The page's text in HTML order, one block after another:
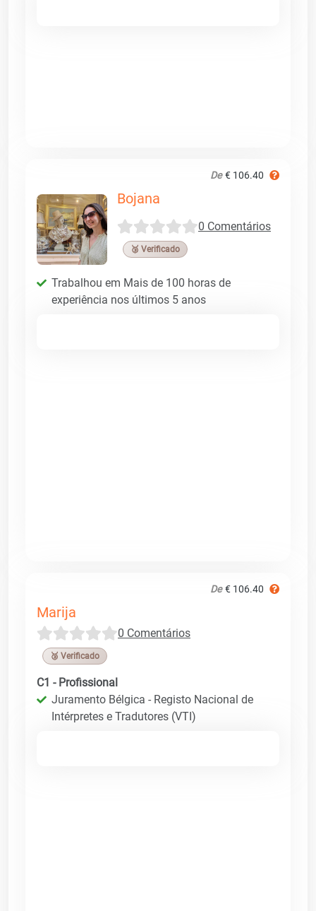
De € 106.40
Bojana
0 Comentários
🥉 Verificado
Trabalhou em Mais de 100 horas de
experiência nos últimos 5 anos
De € 106.40
Marija
0 Comentários
🥉 Verificado
C1 - Profissional
Juramento Bélgica - Registo Nacional de
Intérpretes e Tradutores (VTI)